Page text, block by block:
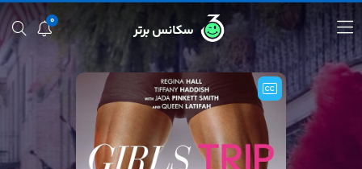
0
سکانس برتر